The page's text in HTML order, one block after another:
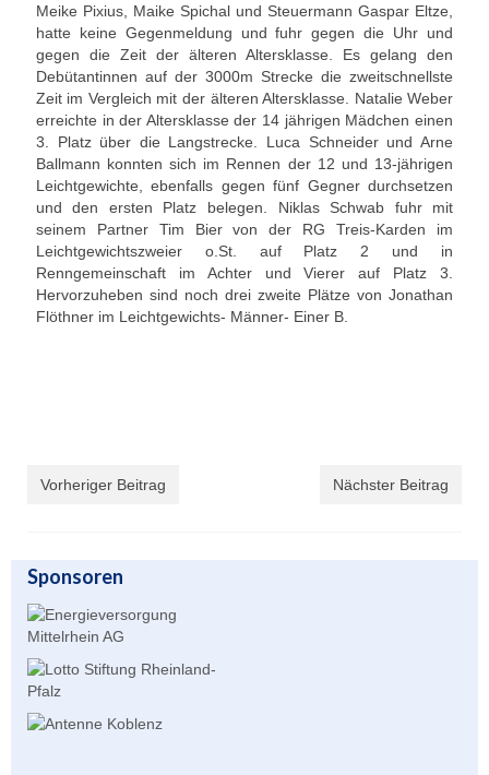
Jugendrudern
Allgemeiner Ruderbetrieb/ Wanderrudern
Fitness/Gymnastik/Seniorensport
Herzsport
Volleyball
Unser Bootshaus
Bootshaus Galerie
Übernachtung
Meike Pixius, Maike Spichal und Steuermann Gaspar Eltze,
hatte keine Gegenmeldung und fuhr gegen die Uhr und
gegen die Zeit der älteren Altersklasse. Es gelang den
Debütantinnen auf der 3000m Strecke die zweitschnellste
Zeit im Vergleich mit der älteren Altersklasse. Natalie Weber
erreichte in der Altersklasse der 14 jährigen Mädchen einen
3. Platz über die Langstrecke. Luca Schneider und Arne
Ballmann konnten sich im Rennen der 12 und 13-jährigen
Leichtgewichte, ebenfalls gegen fünf Gegner durchsetzen
und den ersten Platz belegen. Niklas Schwab fuhr mit
seinem Partner Tim Bier von der RG Treis-Karden im
Leichtgewichtszweier o.St. auf Platz 2 und in
Renngemeinschaft im Achter und Vierer auf Platz 3.
Hervorzuheben sind noch drei zweite Plätze von Jonathan
Flöthner im Leichtgewichts- Männer- Einer B.
Vorheriger Beitrag Nächster Beitrag
Sponsoren